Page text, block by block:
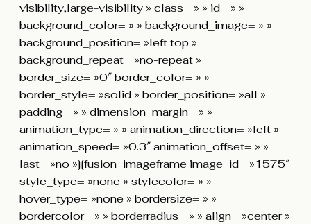
visibility,large-visibility » class= » » id= » »
background_color= » » background_image= » »
background_position= »left top »
background_repeat= »no-repeat »
border_size= »0″ border_color= » »
border_style= »solid » border_position= »all »
padding= » » dimension_margin= » »
animation_type= » » animation_direction= »left »
animation_speed= »0.3″ animation_offset= » »
last= »no »][fusion_imageframe image_id= »1575″
style_type= »none » stylecolor= » »
hover_type= »none » bordersize= » »
bordercolor= » » borderradius= » » align= »center »